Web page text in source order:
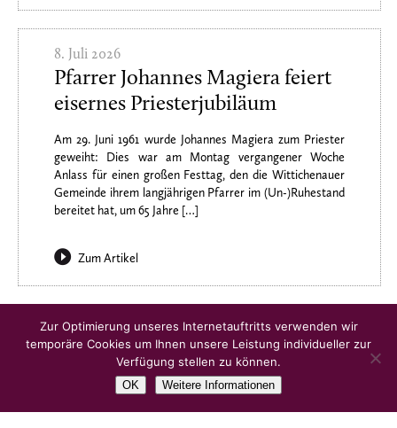
8. Juli 2026
Pfarrer Johannes Magiera feiert
eisernes Priesterjubiläum
Am 29. Juni 1961 wurde Johannes Magiera zum Priester
geweiht: Dies war am Montag vergangener Woche
Anlass für einen großen Festtag, den die Wittichenauer
Gemeinde ihrem langjährigen Pfarrer im (Un-)Ruhestand
bereitet hat, um 65 Jahre […]
Zum Artikel
Ältere Artikel
Zur Optimierung unseres Internetauftritts verwenden wir
temporäre Cookies um Ihnen unsere Leistung individueller zur
Verfügung stellen zu können.
OK Weitere Informationen